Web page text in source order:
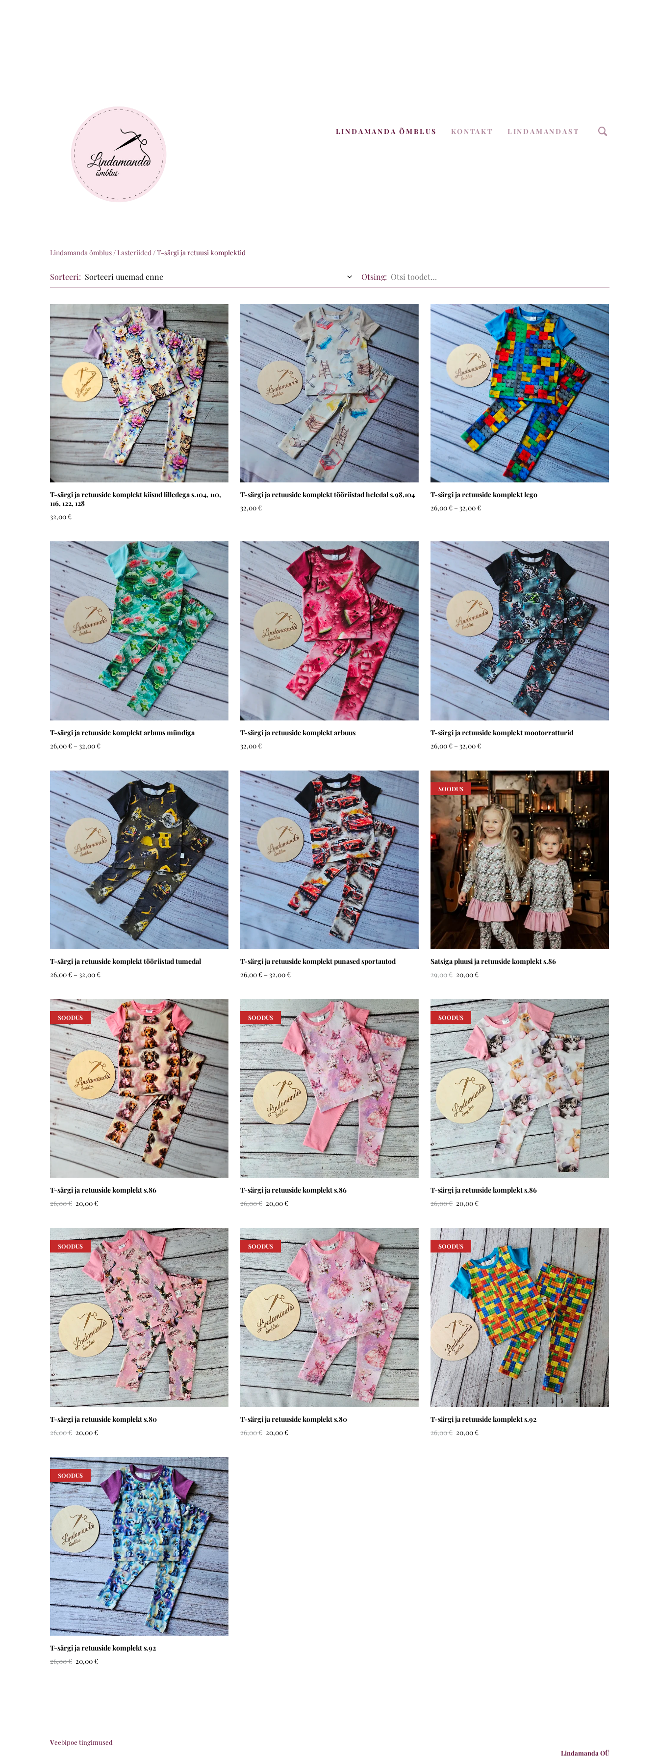
LINDAMANDA ÕMBLUS KONTAKT LINDAMANDAST
Lindamanda õmblus/ Lasteriided/T-särgi ja retuusi komplektid
Sorteeri: Otsing:
T-särgi ja retuuside komplekt kiisud lilledega s.104, 110,
116, 122, 128
32,00 €
T-särgi ja retuuside komplekt tööriistad heledal s.98,104
32,00 €
T-särgi ja retuuside komplekt lego
26,00 € –32,00 €
T-särgi ja retuuside komplekt arbuus mündiga
26,00 €– 32,00 €
T-särgi ja retuuside komplekt arbuus
32,00 €
T-särgi ja retuuside komplekt mootorratturid
26,00 € –32,00 €
T-särgi ja retuuside komplekt tööriistad tumedal
26,00 €– 32,00 €
T-särgi ja retuuside komplekt punased sportautod
26,00 €– 32,00 €
SOODUS
Satsiga pluusi ja retuuside komplekt s.86
29,00 € 20,00 €
SOODUS
T-särgi ja retuuside komplekt s.86
26,00 € 20,00 €
SOODUS
T-särgi ja retuuside komplekt s.86
26,00 € 20,00 €
SOODUS
T-särgi ja retuuside komplekt s.86
26,00 € 20,00 €
SOODUS
T-särgi ja retuuside komplekt s.80
26,00 € 20,00 €
SOODUS
T-särgi ja retuuside komplekt s.80
26,00 € 20,00 €
SOODUS
T-särgi ja retuuside komplekt s.92
26,00 € 20,00 €
SOODUS
T-särgi ja retuuside komplekt s.92
26,00 € 20,00 €
Veebipoe tingimused
Lindamanda OÜ